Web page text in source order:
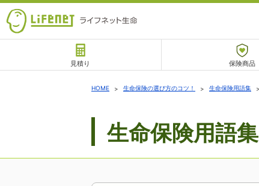
見積り 保険商品
チャットサポート
HOME 生命保険の選び方のコツ！ 生命保険用語集
生命保険用語集